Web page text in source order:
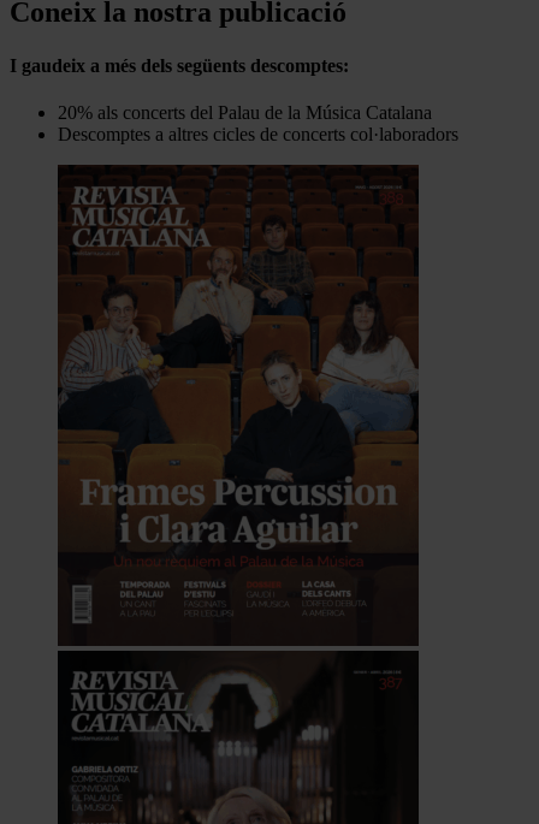
Coneix la nostra publicació
I gaudeix a més dels següents descomptes:
20% als concerts del Palau de la Música Catalana
Descomptes a altres cicles de concerts col·laboradors